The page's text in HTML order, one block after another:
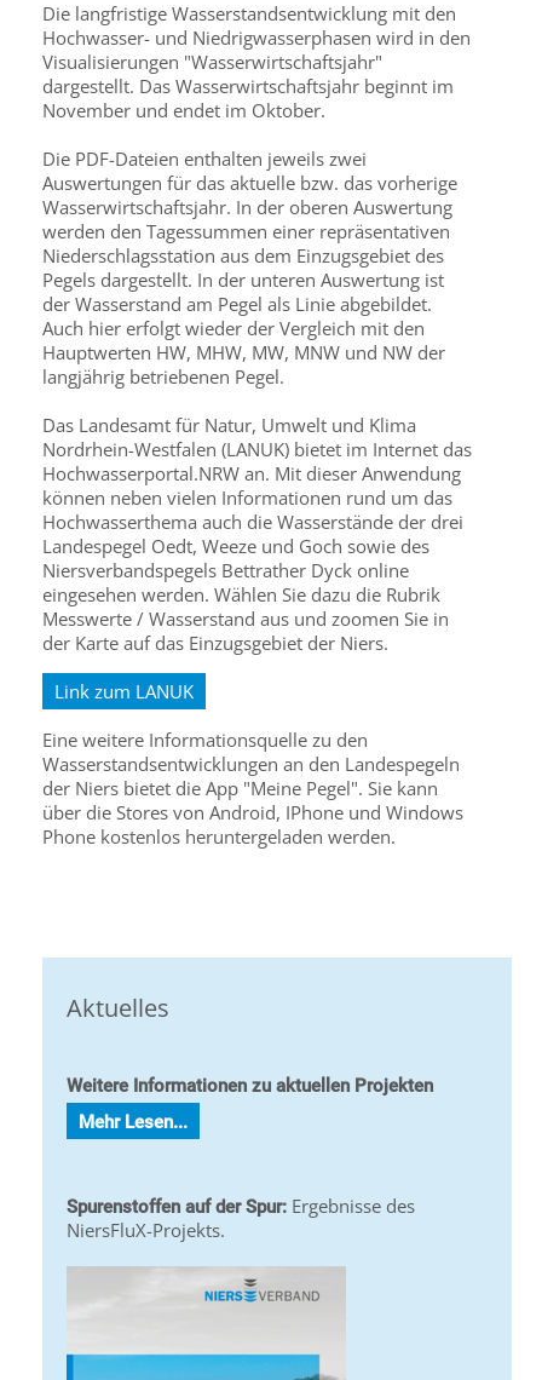
Die langfristige Wasserstandsentwicklung mit den
Hochwasser- und Niedrigwasserphasen wird in den
Visualisierungen "Wasserwirtschaftsjahr"
dargestellt. Das Wasserwirtschaftsjahr beginnt im
November und endet im Oktober.
Die PDF-Dateien enthalten jeweils zwei
Auswertungen für das aktuelle bzw. das vorherige
Wasserwirtschaftsjahr. In der oberen Auswertung
werden den Tagessummen einer repräsentativen
Niederschlagsstation aus dem Einzugsgebiet des
Pegels dargestellt. In der unteren Auswertung ist
der Wasserstand am Pegel als Linie abgebildet.
Auch hier erfolgt wieder der Vergleich mit den
Hauptwerten HW, MHW, MW, MNW und NW der
langjährig betriebenen Pegel.
Das Landesamt für Natur, Umwelt und Klima
Nordrhein-Westfalen (LANUK) bietet im Internet das
Hochwasserportal.NRW an. Mit dieser Anwendung
können neben vielen Informationen rund um das
Hochwasserthema auch die Wasserstände der drei
Landespegel Oedt, Weeze und Goch sowie des
Niersverbandspegels Bettrather Dyck online
eingesehen werden. Wählen Sie dazu die Rubrik
Messwerte / Wasserstand aus und zoomen Sie in
der Karte auf das Einzugsgebiet der Niers.
Link zum LANUK
Eine weitere Informationsquelle zu den
Wasserstandsentwicklungen an den Landespegeln
der Niers bietet die App "Meine Pegel". Sie kann
über die Stores von Android, IPhone und Windows
Phone kostenlos heruntergeladen werden.
Aktuelles
Weitere Informationen zu aktuellen Projekten
Mehr Lesen...
Spurenstoffen auf der Spur: Ergebnisse des
NiersFluX-Projekts.